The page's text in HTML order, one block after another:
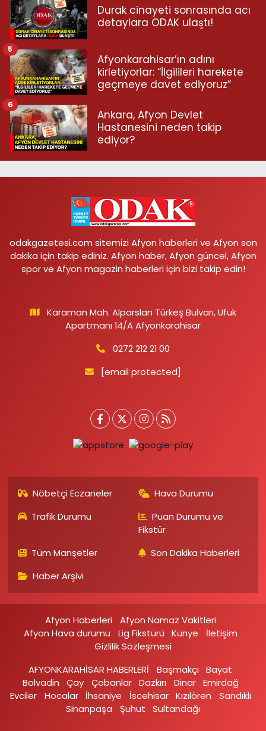
Durak cinayeti sonrasında acı
detaylara ODAK ulaştı!
Afyonkarahisar’ın adını
kirletiyorlar: “İlgilileri harekete
geçmeye davet ediyoruz”
5
Ankara, Afyon Devlet
Hastanesini neden takip
ediyor?
6
odakgazetesi.com sitemizi Afyon haberleri ve Afyon son
dakika için takip ediniz. Afyon haber, Afyon güncel, Afyon
spor ve Afyon magazin haberleri için bizi takip edin!
Karaman Mah. Alparslan Türkeş Bulvarı, Ufuk
Apartmanı 14/A Afyonkarahisar
0272 212 21 00
[email protected]
Nöbetçi Eczaneler
Hava Durumu
Trafik Durumu
Puan Durumu ve
Fikstür
Tüm Manşetler
Son Dakika Haberleri
Haber Arşivi
Afyon Haberleri
Afyon Namaz Vakitleri
Afyon Hava durumu
Lig Fikstürü Künye
İletişim
Gizlilik Sözleşmesi
AFYONKARAHİSAR HABERLERİ
Başmakçı
Bayat
Bolvadin
Çay Çobanlar Dazkırı Dinar Emirdağ‎
Evciler‎
Hocalar İhsaniye‎ İscehisar Kızılören‎
Sandıklı‎
Sinanpaşa
Şuhut Sultandağı